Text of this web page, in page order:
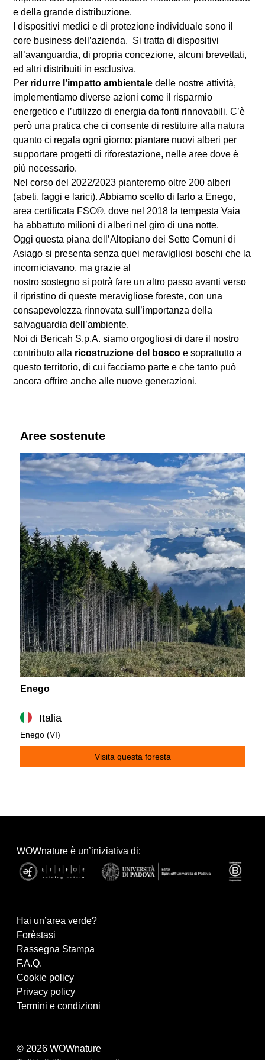
e della grande distribuzione.
I dispositivi medici e di protezione individuale sono il
core business dell’azienda. Si tratta di dispositivi
all’avanguardia, di propria concezione, alcuni brevettati,
ed altri distribuiti in esclusiva.
Per ridurre l’impatto ambientale delle nostre attività,
implementiamo diverse azioni come il risparmio
energetico e l’utilizzo di energia da fonti rinnovabili. C’è
però una pratica che ci consente di restituire alla natura
quanto ci regala ogni giorno: piantare nuovi alberi per
supportare progetti di riforestazione, nelle aree dove è
più necessario.
Nel corso del 2022/2023 pianteremo oltre 200 alberi
(abeti, faggi e larici). Abbiamo scelto di farlo a Enego,
area certificata FSC®, dove nel 2018 la tempesta Vaia
ha abbattuto milioni di alberi nel giro di una notte.
Oggi questa piana dell’Altopiano dei Sette Comuni di
Asiago si presenta senza quei meravigliosi boschi che la
incorniciavano, ma grazie al
nostro sostegno si potrà fare un altro passo avanti verso
il ripristino di queste meravigliose foreste, con una
consapevolezza rinnovata sull’importanza della
salvaguardia dell’ambiente.
Noi di Bericah S.p.A. siamo orgogliosi di dare il nostro
contributo alla ricostruzione del bosco e soprattutto a
questo territorio, di cui facciamo parte e che tanto può
ancora offrire anche alle nuove generazioni.
Aree sostenute
Enego
Italia
Enego (VI)
Visita questa foresta
WOWnature è un’iniziativa di:
Hai un’area verde?
Forèstasi
Rassegna Stampa
F.A.Q.
Cookie policy
Privacy policy
Termini e condizioni
© 2026 WOWnature